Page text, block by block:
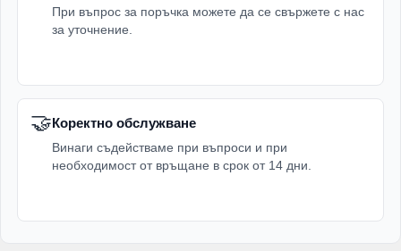
При въпрос за поръчка можете да се свържете с нас
за уточнение.
🤝Коректно обслужване
Винаги съдействаме при въпроси и при
необходимост от връщане в срок от 14 дни.